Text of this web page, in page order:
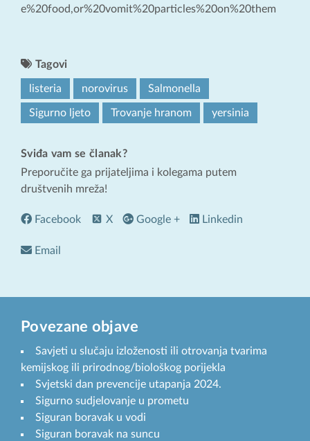
e%20food,or%20vomit%20particles%20on%20them
Tagovi
listeria norovirus Salmonella
Sigurno ljeto Trovanje hranom yersinia
Sviđa vam se članak?
Preporučite ga prijateljima i kolegama putem
društvenih mreža!
Facebook X Google + Linkedin
Email
Povezane objave
Savjeti u slučaju izloženosti ili otrovanja tvarima
kemijskog ili prirodnog/biološkog porijekla
Svjetski dan prevencije utapanja 2024.
Sigurno sudjelovanje u prometu
Siguran boravak u vodi
Siguran boravak na suncu